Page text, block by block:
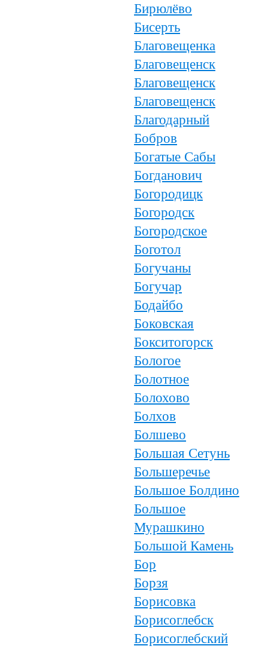
Бирюлёво
Бисерть
Благовещенка
Благовещенск
Благовещенск
Благовещенск
Благодарный
Бобров
Богатые Сабы
Богданович
Богородицк
Богородск
Богородское
Боготол
Богучаны
Богучар
Бодайбо
Боковская
Бокситогорск
Бологое
Болотное
Болохово
Болхов
Болшево
Большая Сетунь
Большеречье
Большое Болдино
Большое
Мурашкино
Большой Камень
Бор
Борзя
Борисовка
Борисоглебск
Борисоглебский